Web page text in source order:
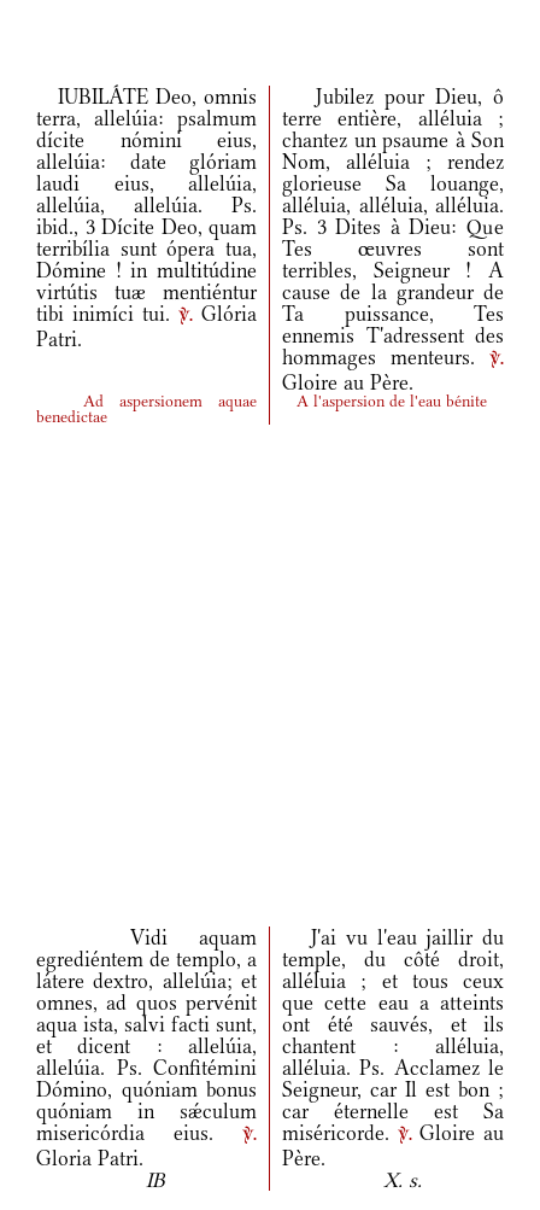
IUBILÁTE Deo, omnis
terra, allelúia: psalmum
dícite nómini eius,
allelúia: date glóriam
laudi eius, allelúia,
allelúia, allelúia. Ps.
ibid., 3 Dícite Deo, quam
terribília sunt ópera tua,
Dómine ! in multitúdine
virtútis tuæ mentiéntur
tibi inimíci tui. v. Glória
Patri.
Jubilez pour Dieu, ô
terre entière, alléluia ;
chantez un psaume à Son
Nom, alléluia ; rendez
glorieuse Sa louange,
alléluia, alléluia, alléluia.
Ps. 3 Dites à Dieu: Que
Tes œuvres sont
terribles, Seigneur ! A
cause de la grandeur de
Ta puissance, Tes
ennemis T'adressent des
hommages menteurs.
v.
Gloire au Père.
Ad aspersionem aquae
benedictae
A l'aspersion de l'eau bénite
Vidi aquam
egrediéntem de templo, a
látere dextro, allelúia; et
omnes, ad quos pervénit
aqua ista, salvi facti sunt,
et dicent : allelúia,
allelúia. Ps. Confitémini
Dómino, quóniam bonus
quóniam in sǽculum
misericórdia eius.
v.
Gloria Patri.
J'ai vu l'eau jaillir du
temple, du côté droit,
alléluia ; et tous ceux
que cette eau a atteints
ont été sauvés, et ils
chantent : alléluia,
alléluia. Ps. Acclamez le
Seigneur, car Il est bon ;
car éternelle est Sa
miséricorde. v.Gloire au
Père.
IB
X. s.